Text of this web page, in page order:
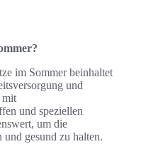
im Sommer beinhaltet
und
mit
und speziellen
um die
gesund zu halten.